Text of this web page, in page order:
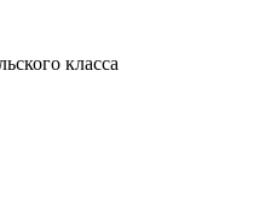
класса